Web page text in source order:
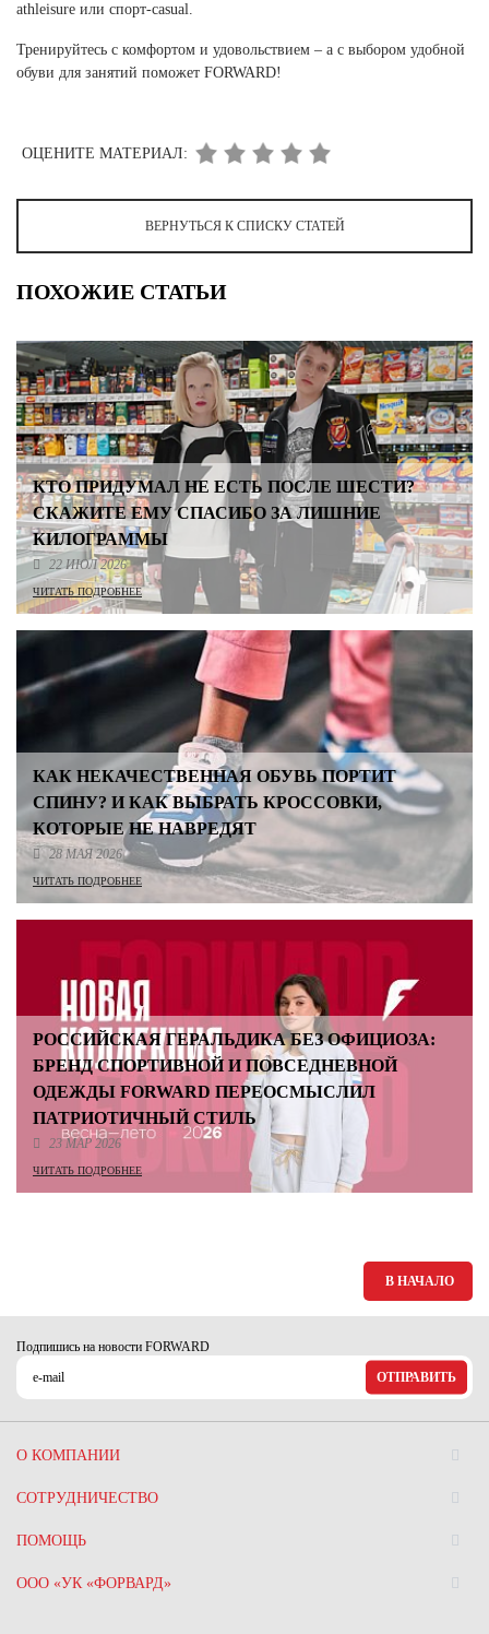
athleisure или спорт-casual.
Тренируйтесь с комфортом и удовольствием – а с выбором удобной
обуви для занятий поможет FORWARD!
ОЦЕНИТЕ МАТЕРИАЛ:
ВЕРНУТЬСЯ К СПИСКУ СТАТЕЙ
ПОХОЖИЕ СТАТЬИ
КТО ПРИДУМАЛ НЕ ЕСТЬ ПОСЛЕ ШЕСТИ?
СКАЖИТЕ ЕМУ СПАСИБО ЗА ЛИШНИЕ
КИЛОГРАММЫ
22 ИЮЛ 2026
ЧИТАТЬ ПОДРОБНЕЕ
КАК НЕКАЧЕСТВЕННАЯ ОБУВЬ ПОРТИТ
СПИНУ? И КАК ВЫБРАТЬ КРОССОВКИ,
КОТОРЫЕ НЕ НАВРЕДЯТ
28 МАЯ 2026
ЧИТАТЬ ПОДРОБНЕЕ
РОССИЙСКАЯ ГЕРАЛЬДИКА БЕЗ ОФИЦИОЗА:
БРЕНД СПОРТИВНОЙ И ПОВСЕДНЕВНОЙ
ОДЕЖДЫ FORWARD ПЕРЕОСМЫСЛИЛ
ПАТРИОТИЧНЫЙ СТИЛЬ
23 МАР 2026
ЧИТАТЬ ПОДРОБНЕЕ
В НАЧАЛО
Подпишись на новости FORWARD
ОТПРАВИТЬ
О КОМПАНИИ
СОТРУДНИЧЕСТВО
ПОМОЩЬ
ООО «УК «ФОРВАРД»